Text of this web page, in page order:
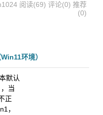
阅读(69) 评论(0) 推荐
(0)
环境）
默认
当
正
，